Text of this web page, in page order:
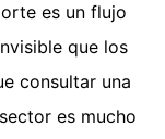
es un flujo
que los
consultar una
es mucho